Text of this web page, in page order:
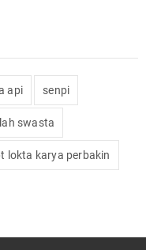
api senpi
swasta
lokta karya perbakin